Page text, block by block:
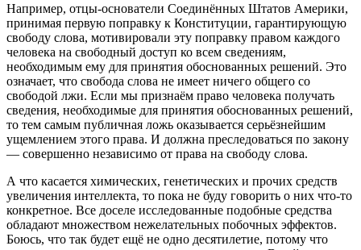
Например, отцы-основатели Соединённых Штатов Америки,
принимая первую поправку к Конституции, гарантирующую
свободу слова, мотивировали эту поправку правом каждого
человека на свободный доступ ко всем сведениям,
необходимым ему для принятия обоснованных решений. Это
означает, что свобода слова не имеет ничего общего со
свободой лжи. Если мы признаём право человека получать
сведения, необходимые для принятия обоснованных решений,
то тем самым публичная ложь оказывается серьёзнейшим
ущемлением этого права. И должна преследоваться по закону
— совершенно независимо от права на свободу слова.
А что касается химических, генетических и прочих средств
увеличения интеллекта, то пока не буду говорить о них что-то
конкретное. Все доселе исследованные подобные средства
обладают множеством нежелательных побочных эффектов.
Боюсь, что так будет ещё не одно десятилетие, потому что